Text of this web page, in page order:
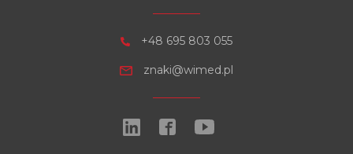
+48 695 803 055
znaki@wimed.pl